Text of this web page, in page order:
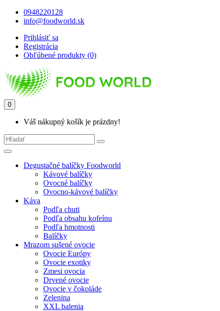
0948220128
info@foodworld.sk
Prihlásiť sa
Registrácia
Obľúbené produkty (0)
0
Váš nákupný košík je prázdny!
Degustačné balíčky Foodworld
Kávové balíčky
Ovocné balíčky
Ovocno-kávové balíčky
Káva
Podľa chuti
Podľa obsahu kofeínu
Podľa hmotnosti
Balíčky
Mrazom sušené ovocie
Ovocie Európy
Ovocie exotiky
Zmesi ovocia
Drvené ovocie
Ovocie v čokoláde
Zelenina
XXL balenia